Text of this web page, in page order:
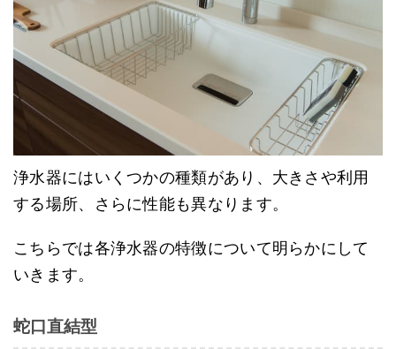
浄水器にはいくつかの種類があり、大きさや利用
する場所、さらに性能も異なります。
こちらでは各浄水器の特徴について明らかにして
いきます。
蛇口直結型